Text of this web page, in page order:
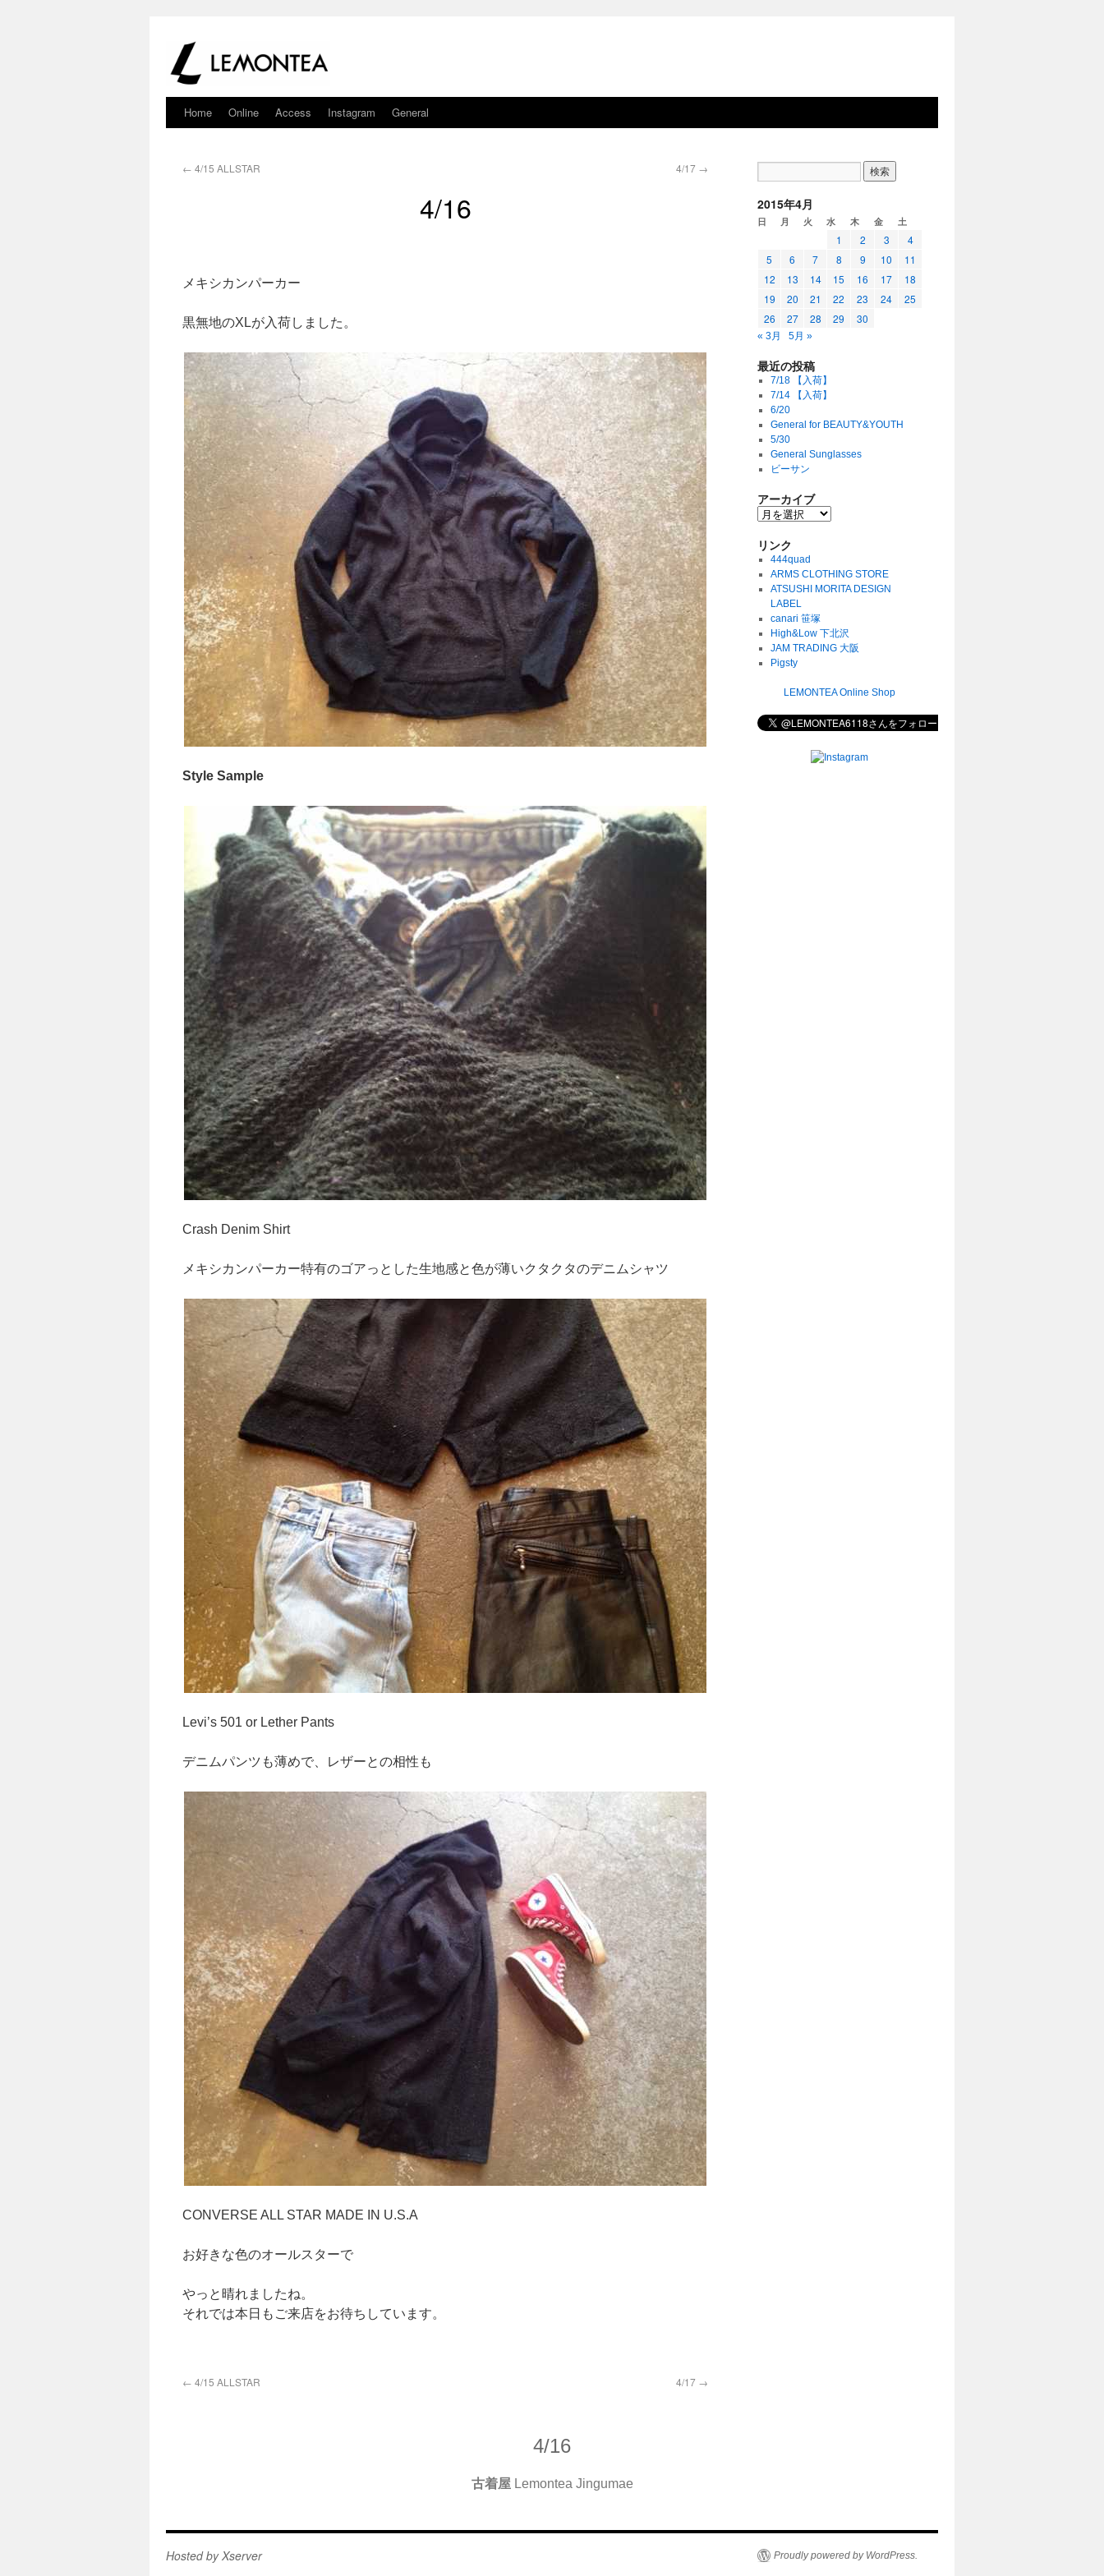
Home Online Access Instagram General
← 4/15 ALLSTAR 4/17 →
4/16
メキシカンパーカー
黒無地のXLが入荷しました。
Style Sample
Crash Denim Shirt
メキシカンパーカー特有のゴアっとした生地感と色が薄いクタクタのデニムシャツ
Levi’s 501 or Lether Pants
デニムパンツも薄めで、レザーとの相性も
CONVERSE ALL STAR MADE IN U.S.A
お好きな色のオールスターで
やっと晴れましたね。
それでは本日もご来店をお待ちしています。
← 4/15 ALLSTAR 4/17 →
2015年4月
日 月 火 水 木 金 土
1 2 3
4
5
6 7 8 9 10
11
12
13 14 15 16 17
18
19
20 21 22 23 24
25
26
27 28 29 30
« 3月 5月 »
最近の投稿
7/18 【入荷】
7/14 【入荷】
6/20
General for BEAUTY&YOUTH
5/30
General Sunglasses
ビーサン
アーカイブ
リンク
444quad
ARMS CLOTHING STORE
ATSUSHI MORITA DESIGN
LABEL
canari 笹塚
High&Low 下北沢
JAM TRADING 大阪
Pigsty
LEMONTEA Online Shop
4/16
古着屋 Lemontea Jingumae
Hosted by Xserver Proudly powered by WordPress.